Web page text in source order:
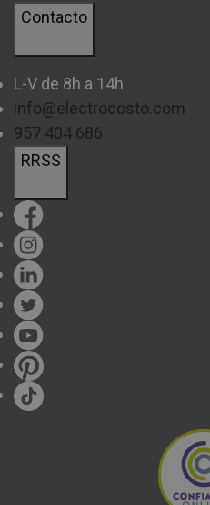
Contacto
L-V de 8h a 14h
info@electrocosto.com
957 404 686
RRSS